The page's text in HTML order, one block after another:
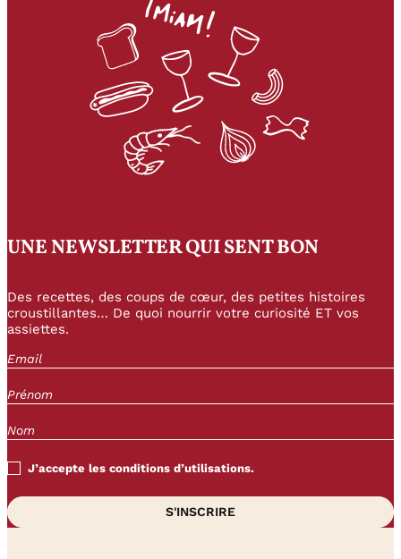
UNE NEWSLETTER QUI SENT BON
Des recettes, des coups de cœur, des petites histoires
croustillantes… De quoi nourrir votre curiosité ET vos
assiettes.
J’accepte les conditions d’utilisations.